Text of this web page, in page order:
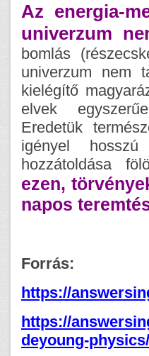
Az energia-
univerzum
bomlás
univerzum nem
kielégítő
elvek
Eredetük
igényel
hozzátoldása
ezen,
napos
Forrás:
https://
https://
deyoung-physics/